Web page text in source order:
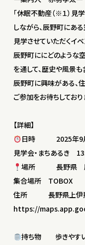
「休眠不動産（※１）見
しながら、辰野町にあ
見学させていただくイベ
辰野町ににどのような
を通して、歴史や風景
辰野町に興味がある、
ご参加をお待ちしており
【詳細】
日時 2025年9月
見学会・まちあるき
場所 長野県 辰
集合場所 TOBOX
住所 長野県上伊那
https://
持ち物 歩きやす